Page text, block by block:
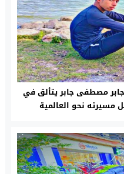
مصطفى جابر يتألق في
مسيرته نحو العالمية